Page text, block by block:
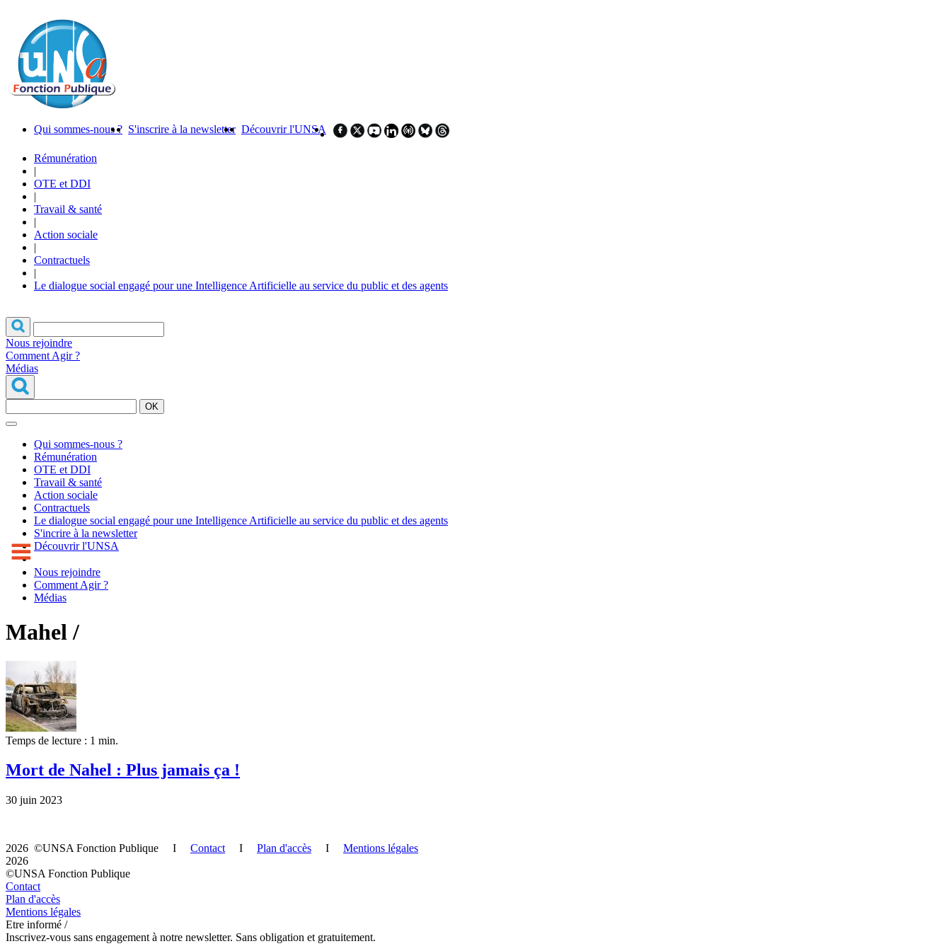
Qui sommes-nous ? S'inscrire à la newsletter Découvrir l'UNSA
Rémunération
|
OTE et DDI
|
Travail & santé
|
Action sociale
|
Contractuels
|
Le dialogue social engagé pour une Intelligence Artificielle au service du public et des agents
Nous rejoindre
Comment Agir ?
Médias
OK
Qui sommes-nous ?
Rémunération
OTE et DDI
Travail & santé
Action sociale
Contractuels
Le dialogue social engagé pour une Intelligence Artificielle au service du public et des agents
S'incrire à la newsletter
Découvrir l'UNSA
Nous rejoindre
Comment Agir ?
Médias
Mahel /
Temps de lecture : 1 min.
Mort de Nahel : Plus jamais ça !
30 juin 2023
2026 ©UNSA Fonction Publique I Contact I Plan d'accès I Mentions légales
2026
©UNSA Fonction Publique
Contact
Plan d'accès
Mentions légales
Etre informé /
Inscrivez-vous sans engagement à notre newsletter. Sans obligation et gratuitement.